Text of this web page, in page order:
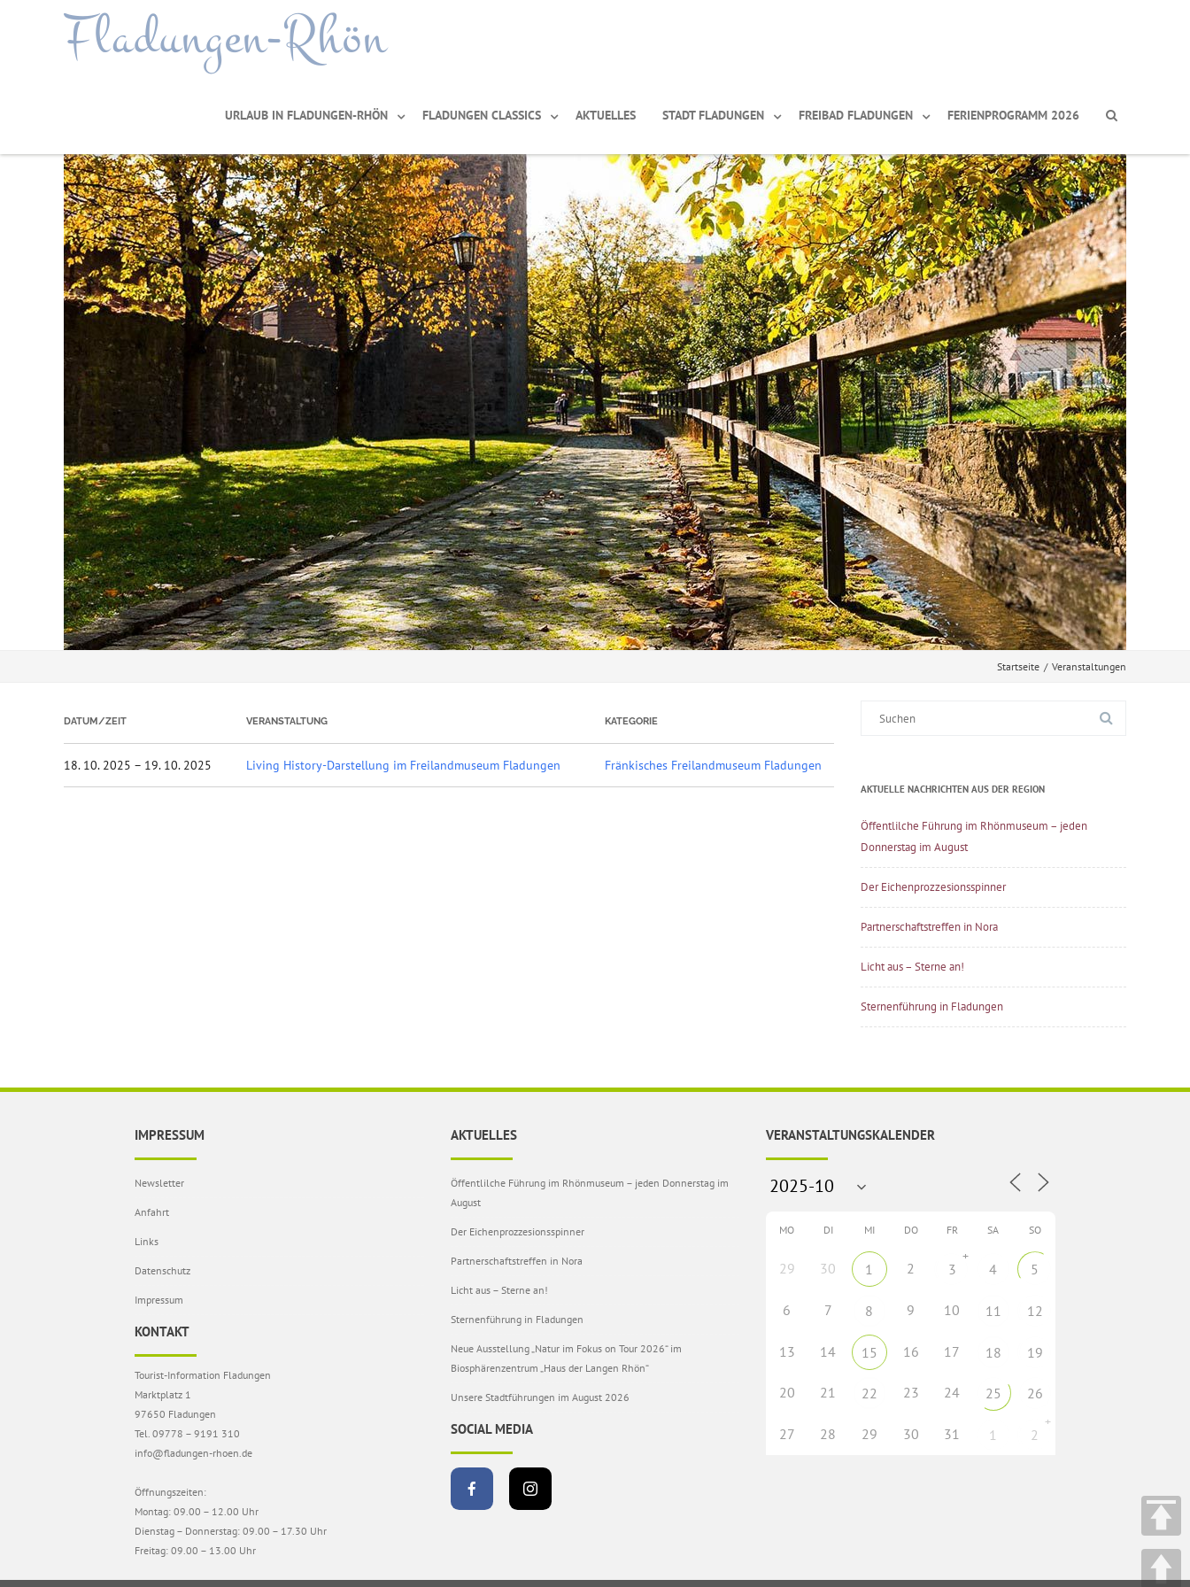
Fladungen-Rhön
URLAUB IN FLADUNGEN-RHÖN FLADUNGEN CLASSICS AKTUELLES STADT FLADUNGEN FREIBAD FLADUNGEN FERIENPROGRAMM 2026
Startseite / Veranstaltungen
DATUM/ZEIT VERANSTALTUNG KATEGORIE
18. 10. 2025 – 19. 10. 2025 Living History-Darstellung im Freilandmuseum Fladungen Fränkisches Freilandmuseum Fladungen
AKTUELLE NACHRICHTEN AUS DER REGION
Öffentlilche Führung im Rhönmuseum – jeden
Donnerstag im August
Der Eichenprozzesionsspinner
Partnerschaftstreffen in Nora
Licht aus – Sterne an!
Sternenführung in Fladungen
IMPRESSUM
Newsletter
Anfahrt
Links
Datenschutz
Impressum
KONTAKT
Tourist-Information Fladungen
Marktplatz 1
97650 Fladungen
Tel. 09778 – 9191 310
info@fladungen-rhoen.de
Öffnungszeiten:
Montag: 09.00 – 12.00 Uhr
Dienstag – Donnerstag: 09.00 – 17.30 Uhr
Freitag: 09.00 – 13.00 Uhr
AKTUELLES
Öffentlilche Führung im Rhönmuseum – jeden Donnerstag im
August
Der Eichenprozzesionsspinner
Partnerschaftstreffen in Nora
Licht aus – Sterne an!
Sternenführung in Fladungen
Neue Ausstellung „Natur im Fokus on Tour 2026“ im
Biosphärenzentrum „Haus der Langen Rhön“
Unsere Stadtführungen im August 2026
SOCIAL MEDIA
VERANSTALTUNGSKALENDER
MO DI MI DO FR SA SO
29 30 1 2 3
+
4 5
6 7 8 9 10 11 12
13 14 15 16 17 18 19
20 21 22 23 24 25 26
27 28 29 30 31 1 2
+